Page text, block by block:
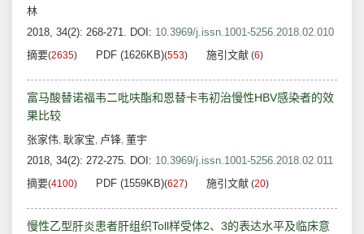
林
2018, 34(2): 268-271. DOI: 10.3969/j.issn.1001-5256.2018.02.010
摘要(2635) PDF (1626KB)(553) 施引文献 (6)
富马酸替诺福韦二吡呋酯和恩替卡韦初治慢性HBV感染者的效
果比较
张家伟, 耿家宝, 卢锋, 董宇
2018, 34(2): 272-275. DOI: 10.3969/j.issn.1001-5256.2018.02.011
摘要(4100) PDF (1559KB)(627) 施引文献 (20)
慢性乙型肝炎患者肝组织Toll样受体2、3的表达水平及临床意